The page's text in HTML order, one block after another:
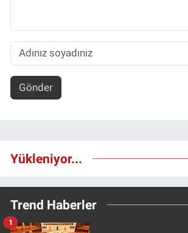
Gönder
Yükleniyor...
Trend Haberler
1